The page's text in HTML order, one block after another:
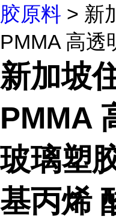
胶原料 > 新
PMMA 高透
新加坡
PMMA
玻璃塑
基丙烯